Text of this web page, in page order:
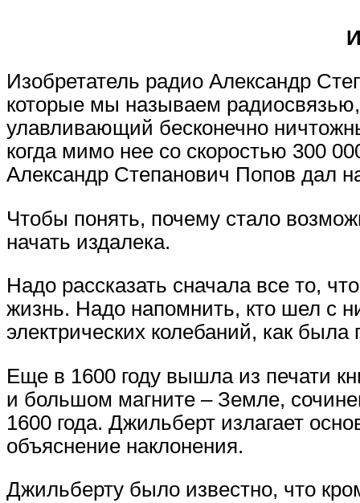
Изобретатель радио Александр
которые мы называем
улавливающий бесконечно
когда мимо нее со скоростью 300
Александр Степанович Попов дал
Чтобы понять, почему стало
начать издалека.
Надо рассказать сначала все то,
жизнь. Надо напомнить, кто шел с
электрических колебаний, как
Еще в 1600 году вышла из печати
и большом магните – Земле,
1600 года. Джильберт излагает
объяснение наклонения.
Джильберту было известно, что